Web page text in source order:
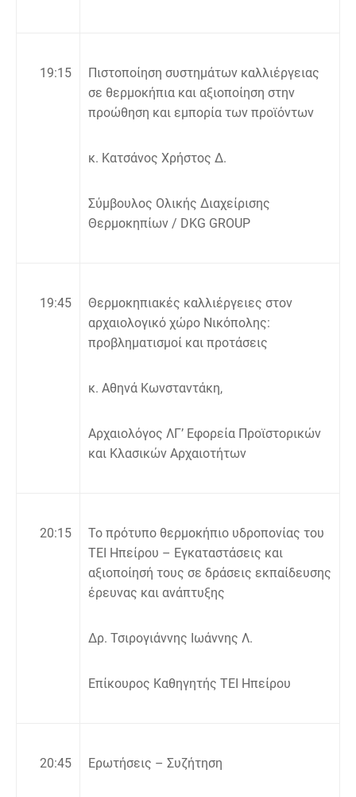
19:15
Πιστοποίηση συστημάτων καλλιέργειας
σε θερμοκήπια και αξιοποίηση στην
προώθηση και εμπορία των προϊόντων
κ. Κατσάνος Χρήστος Δ.
Σύμβουλος Ολικής Διαχείρισης
Θερμοκηπίων / DKG GROUP
19:45
Θερμοκηπιακές καλλιέργειες στον
αρχαιολογικό χώρο Νικόπολης:
προβληματισμοί και προτάσεις
κ. Αθηνά Κωνσταντάκη,
Αρχαιολόγος ΛΓ’ Εφορεία Προϊστορικών
και Κλασικών Αρχαιοτήτων
20:15
Το πρότυπο θερμοκήπιο υδροπονίας του
ΤΕΙ Ηπείρου – Εγκαταστάσεις και
αξιοποίησή τους σε δράσεις εκπαίδευσης
έρευνας και ανάπτυξης
Δρ. Τσιρογιάννης Ιωάννης Λ.
Επίκουρος Καθηγητής ΤΕΙ Ηπείρου
20:45 Ερωτήσεις – Συζήτηση